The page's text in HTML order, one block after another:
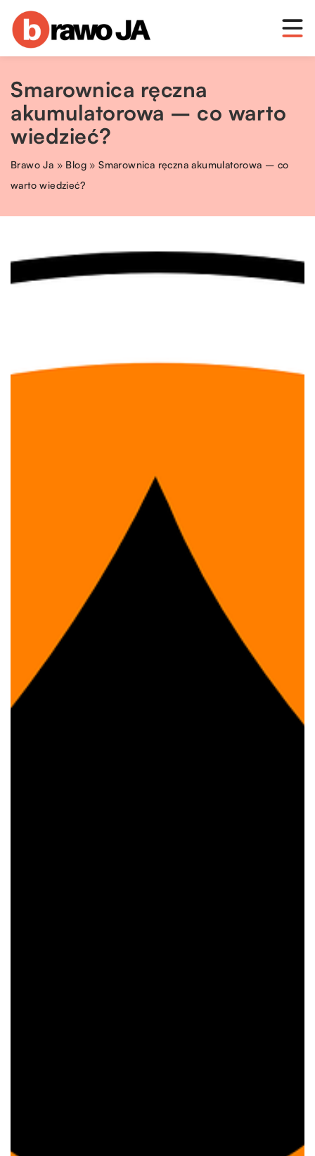
Smarownica ręczna
akumulatorowa – co warto
wiedzieć?
Brawo Ja » Blog »Smarownica ręczna akumulatorowa – co
warto wiedzieć?